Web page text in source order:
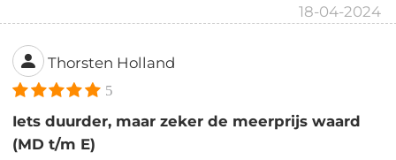
18-04-2024
Thorsten Holland
5
Iets duurder, maar zeker de meerprijs waard
(MD t/m E)